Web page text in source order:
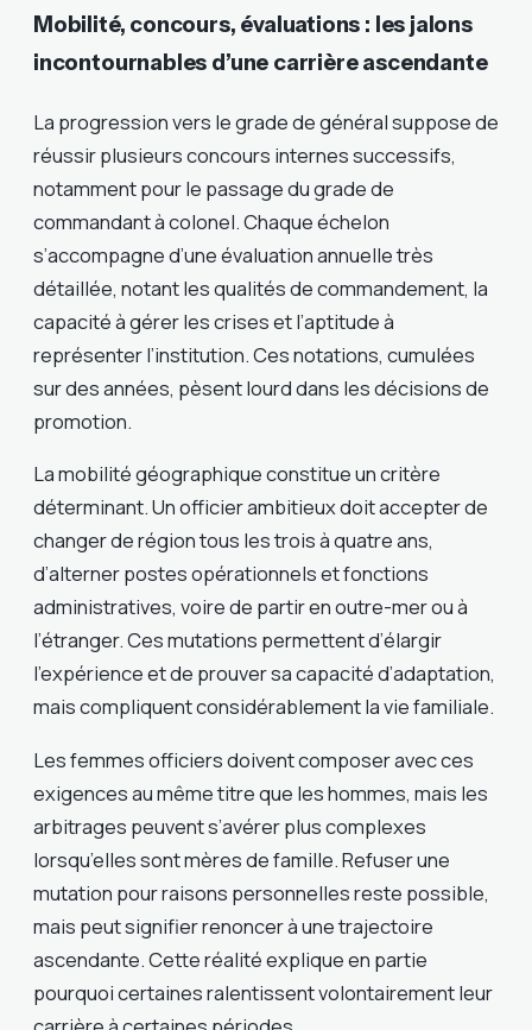
Mobilité, concours, évaluations : les jalons
incontournables d’une carrière ascendante
La progression vers le grade de général suppose de
réussir plusieurs concours internes successifs,
notamment pour le passage du grade de
commandant à colonel. Chaque échelon
s’accompagne d’une évaluation annuelle très
détaillée, notant les qualités de commandement, la
capacité à gérer les crises et l’aptitude à
représenter l’institution. Ces notations, cumulées
sur des années, pèsent lourd dans les décisions de
promotion.
La mobilité géographique constitue un critère
déterminant. Un officier ambitieux doit accepter de
changer de région tous les trois à quatre ans,
d’alterner postes opérationnels et fonctions
administratives, voire de partir en outre-mer ou à
l’étranger. Ces mutations permettent d’élargir
l’expérience et de prouver sa capacité d’adaptation,
mais compliquent considérablement la vie familiale.
Les femmes officiers doivent composer avec ces
exigences au même titre que les hommes, mais les
arbitrages peuvent s’avérer plus complexes
lorsqu’elles sont mères de famille. Refuser une
mutation pour raisons personnelles reste possible,
mais peut signifier renoncer à une trajectoire
ascendante. Cette réalité explique en partie
pourquoi certaines ralentissent volontairement leur